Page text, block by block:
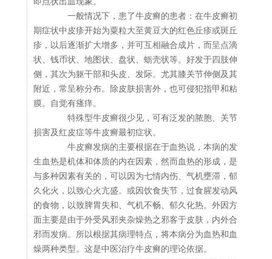
一般情况下，患了牛皮癣的患者：在牛皮癣初
期症状中皮疹开始为粟粒大至黄豆大的红色丘疹或斑丘
疹，以后逐渐扩大增多，并可互相融合成片，而呈点滴
状、钱币状、地图状、盘状、蛎壳状等。好发于四肢伸
侧，其次为躯干部和头皮、发际。尤其膝关节伸侧及其
附近，常呈称分布。除皮肤损害外，也可侵犯指甲和粘
膜。自觉有瘙痒。
特殊型牛皮癣很少见，可有泛发的脓胞、关节
损害及红皮症等牛皮癣最初症状。
牛皮癣发病的主要根据在于血热说，本病的发
生血热是机体和体质的内在因素，然而血热的形成，是
与多种因素有关的，可以因为七情内伤、气机壅滞，郁
久化火，以致心火亢盛。或因饮食失节，过食腥发动风
的食物，以致脾胃失和、气机不畅、郁久化热。外因方
面主要是由于外受风邪夹杂燥热之邪客于皮肤，内外合
邪而发病。所以根据其病理特点，将本病分为血热和血
燥两种类型。这是中医治疗牛皮癣的理论依据。